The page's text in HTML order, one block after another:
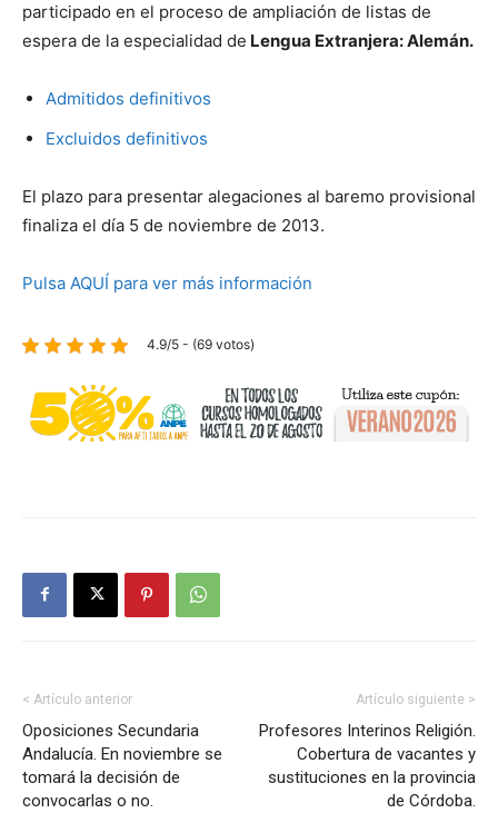
participado en el proceso de ampliación de listas de
espera de la especialidad de Lengua Extranjera: Alemán.
Admitidos definitivos
Excluidos definitivos
El plazo para presentar alegaciones al baremo provisional
finaliza el día 5 de noviembre de 2013.
Pulsa AQUÍ para ver más información
4.9/5 - (69 votos)
< Artículo anterior
Oposiciones Secundaria
Andalucía. En noviembre se
tomará la decisión de
convocarlas o no.
Artículo siguiente >
Profesores Interinos Religión.
Cobertura de vacantes y
sustituciones en la provincia
de Córdoba.